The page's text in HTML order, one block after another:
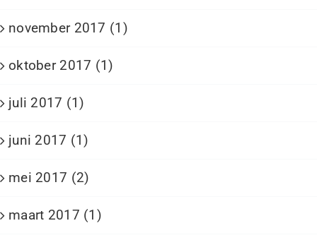
november 2017 (1)
oktober 2017 (1)
juli 2017 (1)
juni 2017 (1)
mei 2017 (2)
maart 2017 (1)